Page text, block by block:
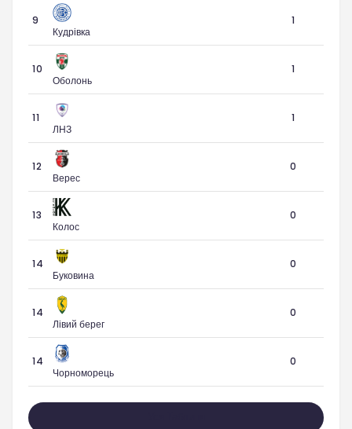
9
Кудрівка
1
10
Оболонь
1
11
ЛНЗ
1
12
Верес
0
13
Колос
0
14
Буковина
0
14
Лівий берег
0
14
Чорноморець
0